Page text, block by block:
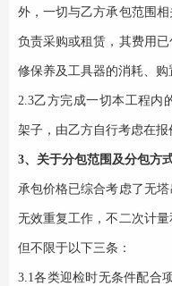
外，一切与乙方承包范围
负责采购或租赁，其费用
修保养及工具器的消耗、购
2.3乙方完成一切本工程内
架子， 由乙方自行考虑在报
3、关于分包范围及分包方
承包价格已综合考虑了无塔
无效重复工作，不二次计
但不限于以下三条：
3.1各类迎检时无条件配合